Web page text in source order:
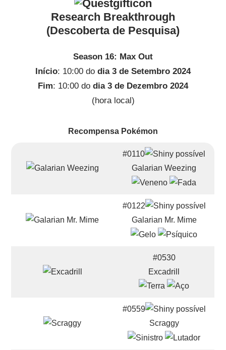
Research Breakthrough
(Descoberta de Pesquisa)
Season 16: Max Out
Início: 10:00 do dia 3 de Setembro 2024
Fim: 10:00 do dia 3 de Dezembro 2024
(hora local)
Recompensa Pokémon
#0110
Galarian Weezing
#0122
Galarian Mr. Mime
#0530
Excadrill
#0559
Scraggy